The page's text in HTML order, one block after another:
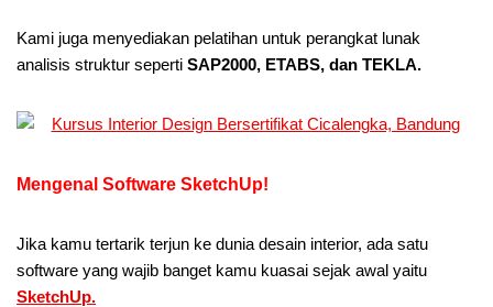
Kami juga menyediakan pelatihan untuk perangkat lunak
analisis struktur seperti SAP2000, ETABS, dan TEKLA.
Mengenal Software SketchUp!
Jika kamu tertarik terjun ke dunia desain interior, ada satu
software yang wajib banget kamu kuasai sejak awal yaitu
SketchUp.